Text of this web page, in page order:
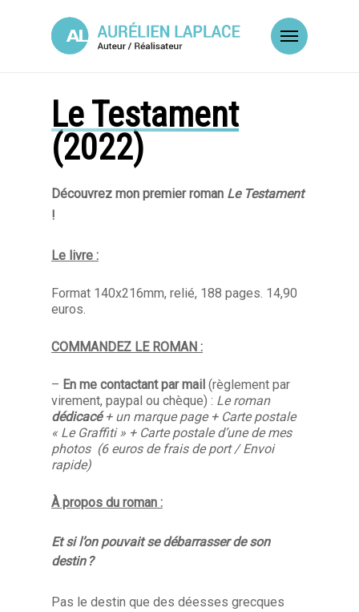
Menu
Le Testament
(2022)
Découvrez mon premier roman Le Testament
!
Le livre :
Format 140x216mm, relié, 188 pages. 14,90
euros.
COMMANDEZ LE ROMAN :
– En me contactant par mail (règlement par
virement, paypal ou chèque) : Le roman
dédicacé+ un marque page + Carte postale
« Le Graffiti » + Carte postale d’une de mes
photos (6 euros de frais de port / Envoi
rapide)
À propos du roman :
Et si l’on pouvait se débarrasser de son
destin ?
Pas le destin que des déesses grecques